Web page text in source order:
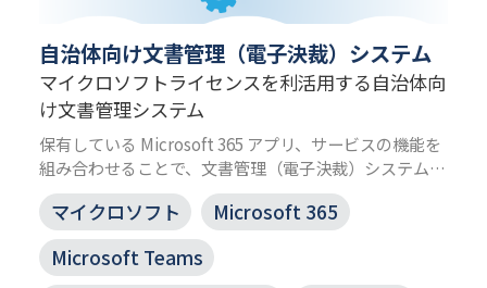
自治体向け文書管理（電子決裁）システム
マイクロソフトライセンスを利活用する自治体向
け文書管理システム
保有している Microsoft 365 アプリ、サービスの機能を
組み合わせることで、文書管理（電子決裁）システムを
実現します。
マイクロソフトライセンスを利活用することで、働き方
改革や DX 推進の一手となります。
マイクロソフト
Microsoft 365
Microsoft Teams